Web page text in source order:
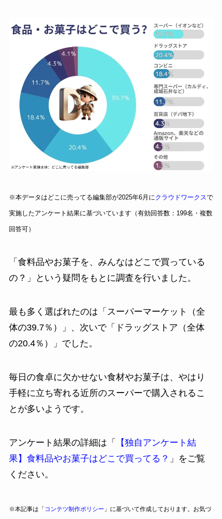
※本データはどこに売ってる編集部が2025年6月にクラウドワークスで
実施したアンケート結果に基づいています（有効回答数：199名・複数
回答可）
「食料品やお菓子を、みんなはどこで買っている
の？」という疑問をもとに調査を行いました。
最も多く選ばれたのは「スーパーマーケット（全
体の39.7％）」、次いで「ドラッグストア（全体
の20.4％）」でした。
毎日の食卓に欠かせない食材やお菓子は、やはり
手軽に立ち寄れる近所のスーパーで購入されるこ
とが多いようです。
アンケート結果の詳細は「
【独自アンケート結
果】食料品やお菓子はどこで買ってる？ 」をご覧
ください。
※本記事は「 コンテツ制作ポリシー 」に基づいて作成しております。お気づ